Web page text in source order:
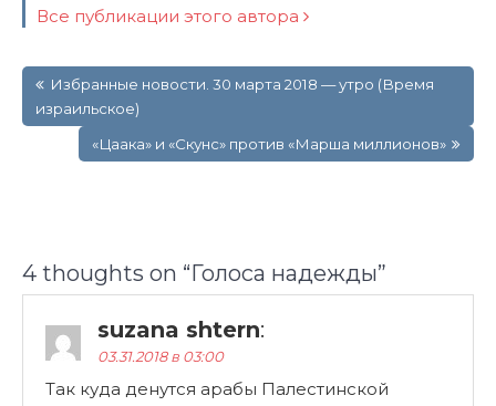
Все публикации этого автора
по
записям
Избранные новости. 30 марта 2018 — утро (Время
израильское)
«Цаака» и «Скунс» против «Марша миллионов»
4 thoughts on “ Голоса надежды”
suzana shtern:
03.31.2018 в 03:00
Так куда денутся арабы Палестинской